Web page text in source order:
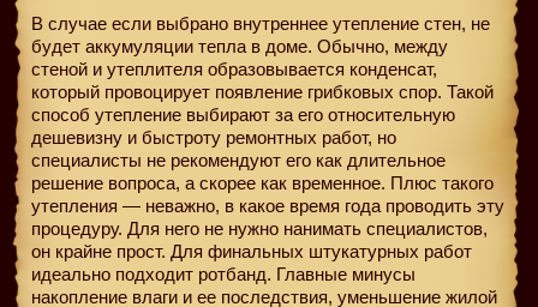
В случае если выбрано внутреннее утепление стен, не
будет аккумуляции тепла в доме. Обычно, между
стеной и утеплителя образовывается конденсат,
который провоцирует появление грибковых спор. Такой
способ утепление выбирают за его относительную
дешевизну и быстроту ремонтных работ, но
специалисты не рекомендуют его как длительное
решение вопроса, а скорее как временное. Плюс такого
утепления — неважно, в какое время года проводить эту
процедуру. Для него не нужно нанимать специалистов,
он крайне прост. Для финальных штукатурных работ
идеально подходит ротбанд. Главные минусы
накопление влаги и ее последствия, уменьшение жилой